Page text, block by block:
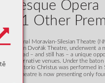





 

